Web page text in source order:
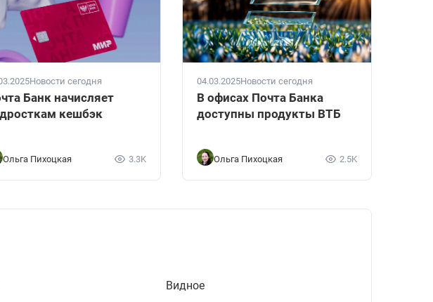
Новости сегодня
Банк начисляет
кешбэк
Ольга Пихоцкая 3.3K
04.03.2025Новости сегодня
В офисах Почта Банка
доступны продукты ВТБ
Ольга Пихоцкая 2.5K
Видное